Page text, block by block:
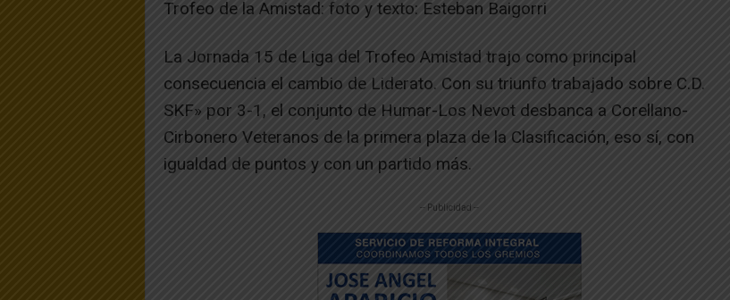
Trofeo de la Amistad: foto y texto: Esteban Baigorri
La Jornada 15 de Liga del Trofeo Amistad trajo como principal
consecuencia el cambio de Liderato. Con su triunfo trabajado sobre C.D.
SKF» por 3-1, el conjunto de Humar-Los Nevot desbanca a Corellano-
Cirbonero Veteranos de la primera plaza de la Clasificación, eso sí, con
igualdad de puntos y con un partido más.
-- Publicidad --